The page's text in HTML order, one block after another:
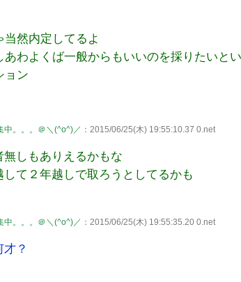
当然内定してるよ
あわよくば一般からもいいのを採りたいと
ョン
中。。。＠＼(^o^)／ ：2015/06/25(木) 19:55:10.37 0.net
無しもありえるかもな
して２年越しで取ろうとしてるかも
中。。。＠＼(^o^)／ ：2015/06/25(木) 19:55:35.20 0.net
才？